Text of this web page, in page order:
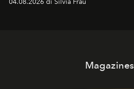
04.08.2026 di Silvia Frau
Magazines